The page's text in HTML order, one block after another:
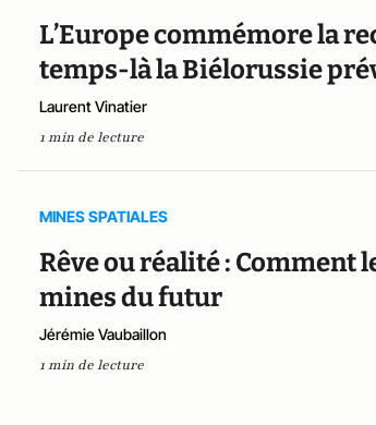
L’Europe commémore la
temps-là la Biélorussie
Laurent Vinatier
1 min de lecture
MINES SPATIALES
Rêve ou réalité : Comment
mines du futur
Jérémie Vaubaillon
1 min de lecture